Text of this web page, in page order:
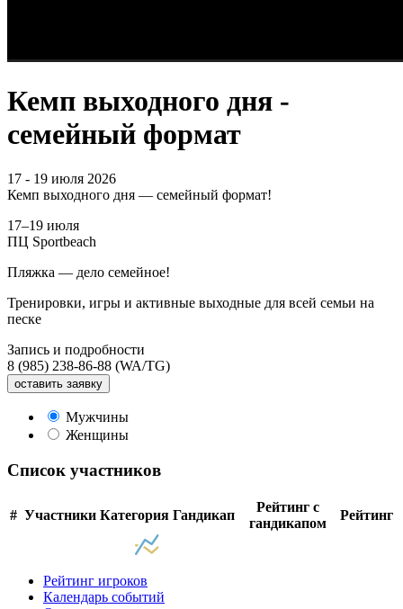
Кемп выходного дня -
семейный формат
17 - 19 июля 2026
Кемп выходного дня — семейный формат!
17–19 июля
ПЦ Sportbeach
Пляжка — дело семейное!
Тренировки, игры и активные выходные для всей семьи на
песке
Запись и подробности
8 (985) 238-86-88 (WA/TG)
оставить заявку
Мужчины
Женщины
Список участников
# Участники Категория Гандикап
Рейтинг с
гандикапом
Рейтинг
Рейтинг игроков
Календарь событий